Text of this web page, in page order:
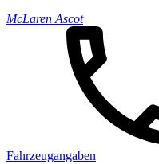
McLaren Ascot
Fahrzeugangaben